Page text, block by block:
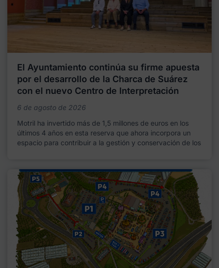
El Ayuntamiento continúa su firme apuesta
por el desarrollo de la Charca de Suárez
con el nuevo Centro de Interpretación
6 de agosto de 2026
Motril ha invertido más de 1,5 millones de euros en los
últimos 4 años en esta reserva que ahora incorpora un
espacio para contribuir a la gestión y conservación de los